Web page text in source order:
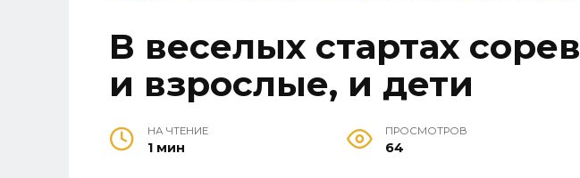
В веселых стартах
и взрослые, и дети
НА ЧТЕНИЕ
1 мин
ПРОСМОТРОВ
64